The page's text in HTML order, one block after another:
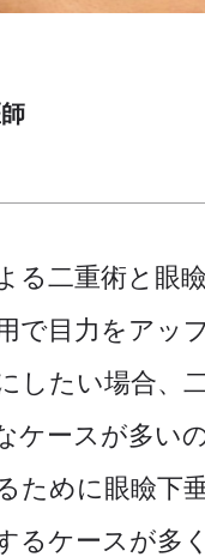
る二重術と眼
で目力をアッ
したい場合、
ケースが多い
ために眼瞼下
るケースが多